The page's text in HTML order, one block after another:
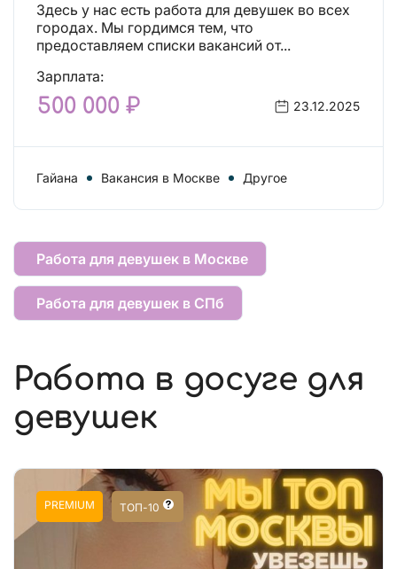
Здесь у нас есть работа для девушек во всех
городах. Мы гордимся тем, что
предоставляем списки вакансий от...
Зарплата:
500 000 ₽ 23.12.2025
Гайана Вакансия в Москве Другое
Работа для девушек в Москве
Работа для девушек в СПб
Работа в досуге для
девушек
PREMIUM ТОП-10